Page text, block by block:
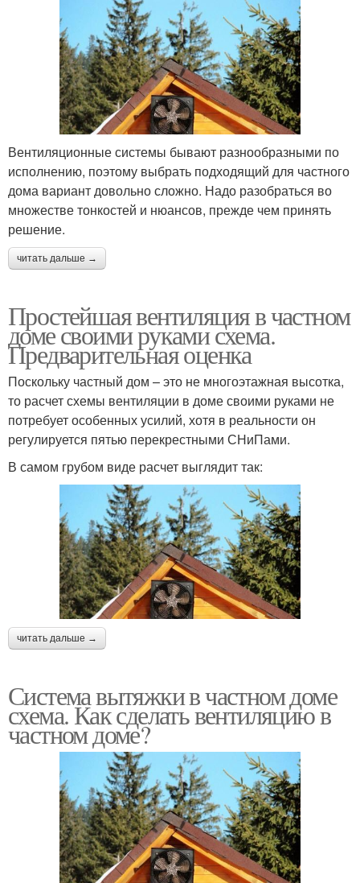
Вентиляционные системы бывают разнообразными по
исполнению, поэтому выбрать подходящий для частного
дома вариант довольно сложно. Надо разобраться во
множестве тонкостей и нюансов, прежде чем принять
решение.
читать дальше →
Простейшая вентиляция в частном
доме своими руками схема.
Предварительная оценка
Поскольку частный дом – это не многоэтажная высотка,
то расчет схемы вентиляции в доме своими руками не
потребует особенных усилий, хотя в реальности он
регулируется пятью перекрестными СНиПами.
В самом грубом виде расчет выглядит так:
читать дальше →
Система вытяжки в частном доме
схема. Как сделать вентиляцию в
частном доме?